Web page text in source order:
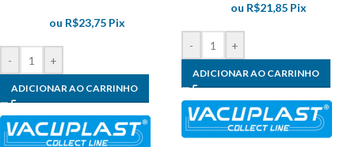
ou R$23,75 Pix
- +
ADICIONAR AO CARRINHO
ou R$21,85 Pix
- +
ADICIONAR AO CARRINHO